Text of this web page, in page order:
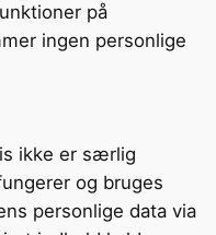
på
ingen personlige
ikke er særlig
og bruges
personlige data via